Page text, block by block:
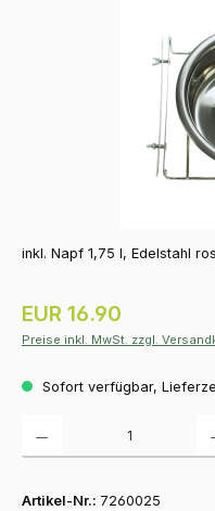
inkl. Napf 1,75 l, Edelstahl
Regulärer Preis:
EUR 16.90
Preise inkl. MwSt. zzgl.
Sofort verfügbar,
Artikel-Nr.: 7260025